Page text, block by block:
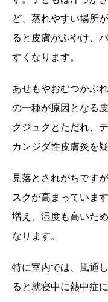
ど、蒸れやすい場所
ると皮膚がふやけ、
すくなります。
あせもやおむつかぶ
の一種が原因となる
クジュクとただれ、
カンジダ性皮膚炎を
見落とされがちです
スクが高まっていま
増え、湿度も高いた
なります。
特に室内では、風通
ると就寝中に熱中症